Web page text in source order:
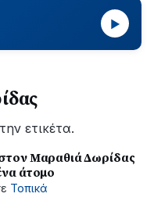
▶
ετικέτα.
Μαραθιά Δωρίδας
άτομο
Τοπικά